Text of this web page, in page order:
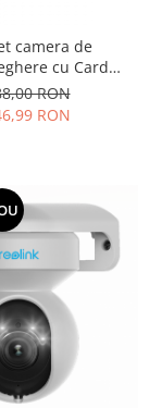
camera de
cu Card
GB, Reolink Argus
rezolutie 2K
RON
RON